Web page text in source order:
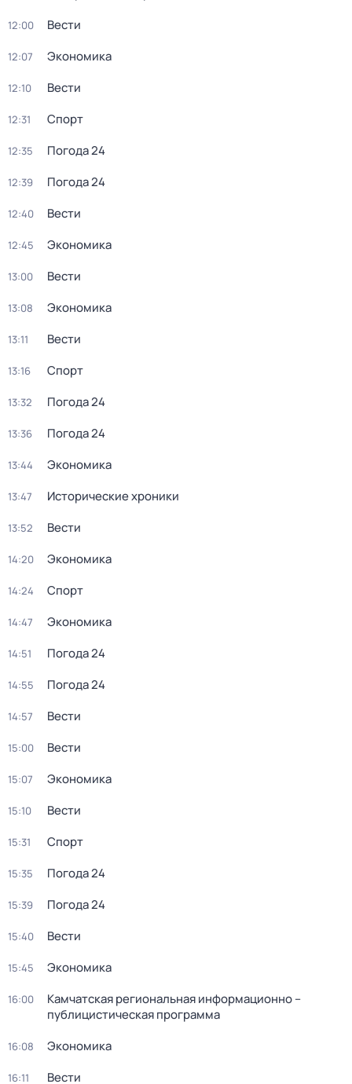
12:00 Вести
12:07 Экономика
12:10 Вести
12:31 Спорт
12:35 Погода 24
12:39 Погода 24
12:40 Вести
12:45 Экономика
13:00 Вести
13:08 Экономика
13:11 Вести
13:16 Спорт
13:32 Погода 24
13:36 Погода 24
13:44 Экономика
13:47 Исторические хроники
13:52 Вести
14:20 Экономика
14:24 Спорт
14:47 Экономика
14:51 Погода 24
14:55 Погода 24
14:57 Вести
15:00 Вести
15:07 Экономика
15:10 Вести
15:31 Спорт
15:35 Погода 24
15:39 Погода 24
15:40 Вести
15:45 Экономика
16:00
Камчатская региональная информационно –
публицистическая программа
16:08 Экономика
16:11 Вести